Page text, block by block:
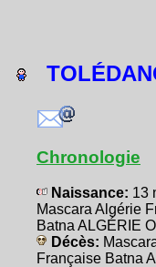
Chronologie
Naissance: 13
Mascara Algérie
Batna ALGÉRIE
Décès:
Française Batna